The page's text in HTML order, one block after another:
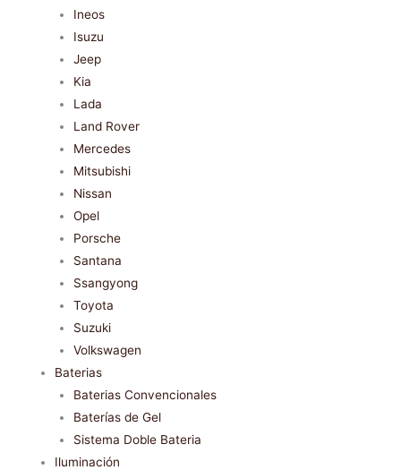
Ineos
Isuzu
Jeep
Kia
Lada
Land Rover
Mercedes
Mitsubishi
Nissan
Opel
Porsche
Santana
Ssangyong
Toyota
Suzuki
Volkswagen
Baterias
Baterias Convencionales
Baterías de Gel
Sistema Doble Bateria
Iluminación